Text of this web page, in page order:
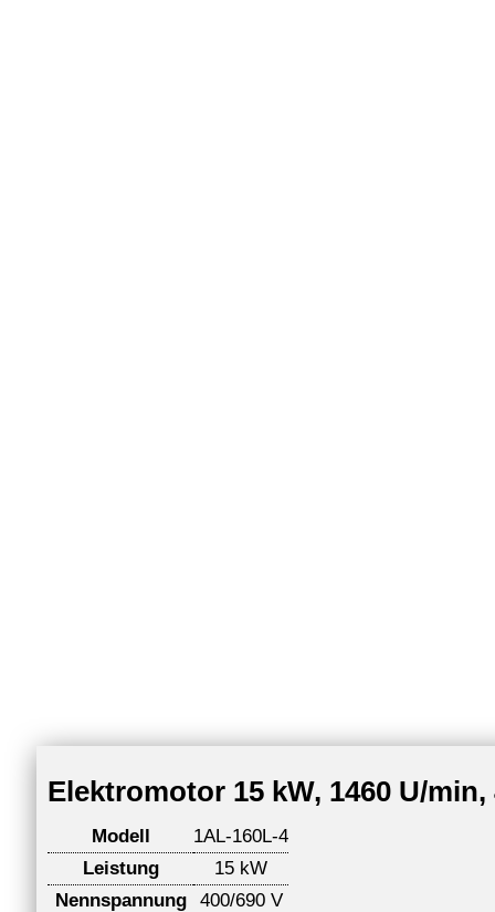
Elektromotor 15 kW, 1460 U/min,
Modell
1AL-160L-4
Leistung
15 kW
Nennspannung
400/690 V